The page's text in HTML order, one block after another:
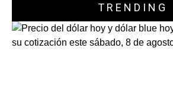
TRENDING